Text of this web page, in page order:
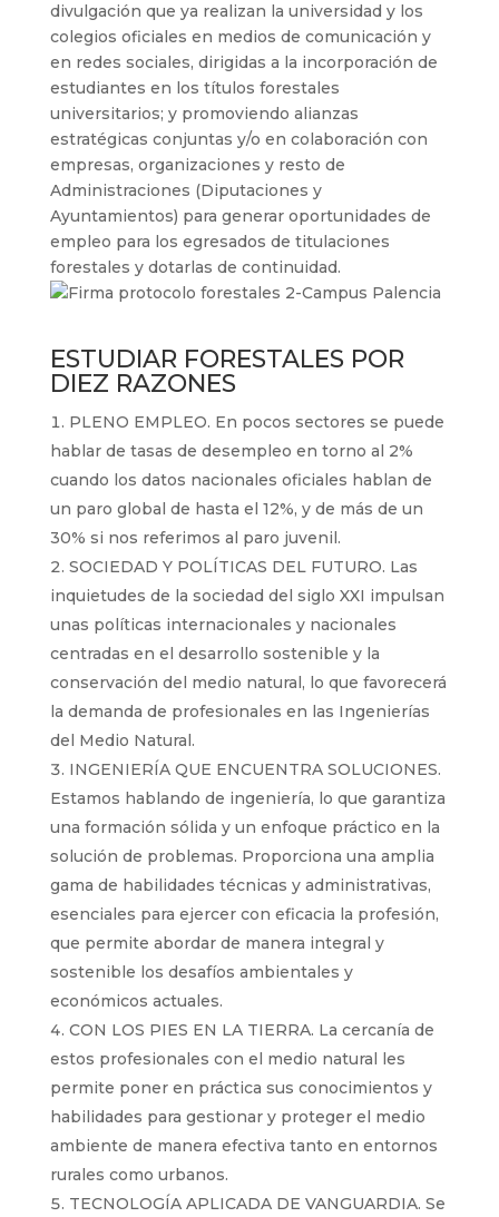
divulgación que ya realizan la universidad y los
colegios oficiales en medios de comunicación y
en redes sociales, dirigidas a la incorporación de
estudiantes en los títulos forestales
universitarios; y promoviendo alianzas
estratégicas conjuntas y/o en colaboración con
empresas, organizaciones y resto de
Administraciones (Diputaciones y
Ayuntamientos) para generar oportunidades de
empleo para los egresados de titulaciones
forestales y dotarlas de continuidad.
ESTUDIAR FORESTALES POR
DIEZ RAZONES
PLENO EMPLEO. En pocos sectores se puede
hablar de tasas de desempleo en torno al 2%
cuando los datos nacionales oficiales hablan de
un paro global de hasta el 12%, y de más de un
30% si nos referimos al paro juvenil.
SOCIEDAD Y POLÍTICAS DEL FUTURO. Las
inquietudes de la sociedad del siglo XXI impulsan
unas políticas internacionales y nacionales
centradas en el desarrollo sostenible y la
conservación del medio natural, lo que favorecerá
la demanda de profesionales en las Ingenierías
del Medio Natural.
INGENIERÍA QUE ENCUENTRA SOLUCIONES.
Estamos hablando de ingeniería, lo que garantiza
una formación sólida y un enfoque práctico en la
solución de problemas. Proporciona una amplia
gama de habilidades técnicas y administrativas,
esenciales para ejercer con eficacia la profesión,
que permite abordar de manera integral y
sostenible los desafíos ambientales y
económicos actuales.
CON LOS PIES EN LA TIERRA. La cercanía de
estos profesionales con el medio natural les
permite poner en práctica sus conocimientos y
habilidades para gestionar y proteger el medio
ambiente de manera efectiva tanto en entornos
rurales como urbanos.
TECNOLOGÍA APLICADA DE VANGUARDIA. Se